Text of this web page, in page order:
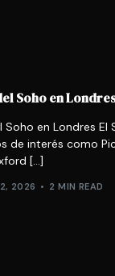
Soho en
en Londres El
de interés como
[…]
2026 2 MIN READ